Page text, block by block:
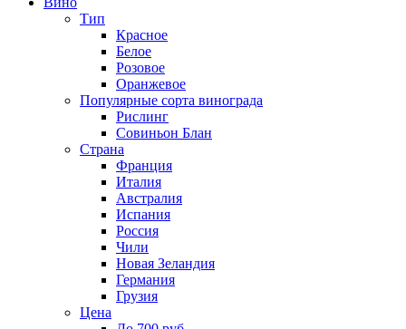
Тип
Красное
Белое
Розовое
Оранжевое
Популярные сорта винограда
Рислинг
Совиньон Блан
Страна
Франция
Италия
Австралия
Испания
Россия
Чили
Новая Зеландия
Германия
Грузия
Цена